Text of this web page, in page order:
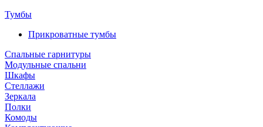
Тумбы
Прикроватные тумбы
Спальные гарнитуры
Модульные спальни
Шкафы
Стеллажи
Зеркала
Полки
Комоды